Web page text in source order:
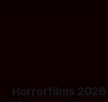
Horrorfilms